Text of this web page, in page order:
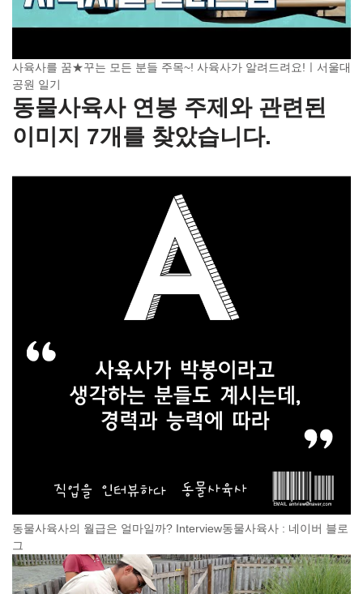
사육사를 꿈★꾸는 모든 분들 주목~! 사육사가 알려드려요!ㅣ서울대
공원 일기
동물사육사 연봉 주제와 관련된
이미지 7개를 찾았습니다.
동물사육사의 월급은 얼마일까? Interview동물사육사 : 네이버 블로
그